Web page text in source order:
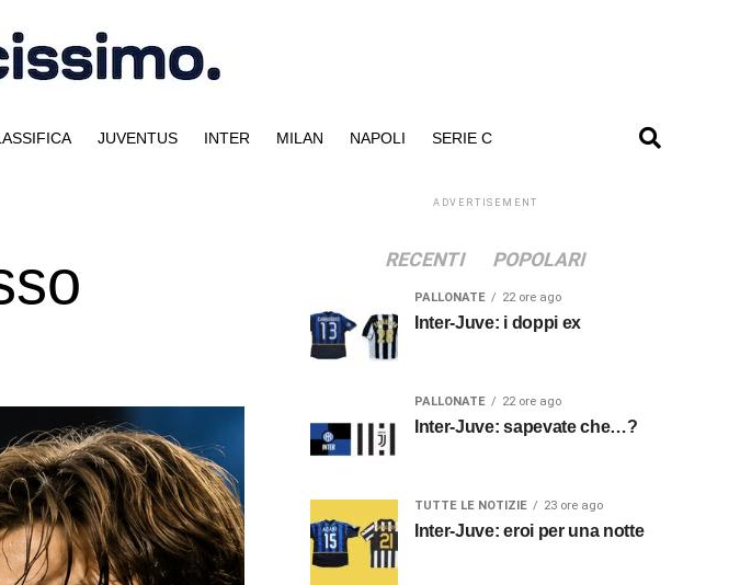
JUVENTUS INTER MILAN NAPOLI SERIE C
ADVERTISEMENT
RECENTI POPOLARI
PALLONATE 22 ore ago
Inter-Juve: i doppi ex
PALLONATE 22 ore ago
Inter-Juve: sapevate che…?
TUTTE LE NOTIZIE 23 ore ago
Inter-Juve: eroi per una notte